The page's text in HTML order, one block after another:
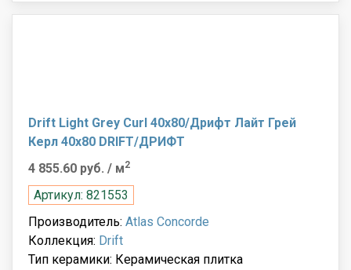
Drift Light Grey Curl 40x80/Дрифт Лайт Грей
Керл 40x80 DRIFT/ДРИФТ
4 855.60 руб. / м2
Артикул: 821553
Производитель: Atlas Concorde
Коллекция: Drift
Тип керамики: Керамическая плитка